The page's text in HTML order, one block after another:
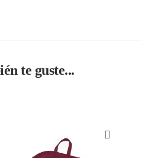
te guste...